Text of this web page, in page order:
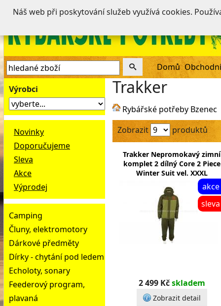
Domů
Výrobci
Novinky
Doporučujeme
Sleva
Akce
Výprodej
Camping
Čluny, elektromotory
Dárkové předměty
Dírky - chytání pod ledem
Echoloty, sonary
Feederový program,
plavaná
Trakker
Rybářské potřeby Bzenec
Zobrazit
produktů
Trakker Nepromokavý zimní
komplet 2 dílný Core 2 Piece
Winter Suit vel. XXXL
akce
sleva
2 499 Kč skladem
Zobrazit detail
Náš web při poskytování služeb využívá cookies.